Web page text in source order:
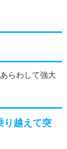
らわして強大
り越えて突